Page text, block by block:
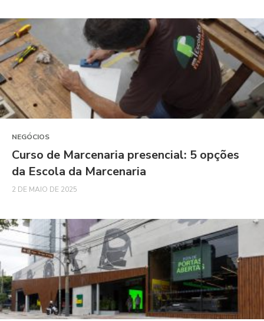
NEGÓCIOS
Curso de Marcenaria presencial: 5 opções
da Escola da Marcenaria
2 DE MAIO DE 2025